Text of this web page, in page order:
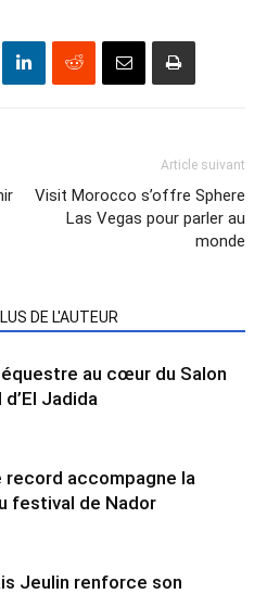
Article suivant
Visit Morocco s’offre Sphere
Las Vegas pour parler au
monde
DE L'AUTEUR
au cœur du Salon
d’El Jadida
record accompagne la
festival de Nador
Jeulin renforce son